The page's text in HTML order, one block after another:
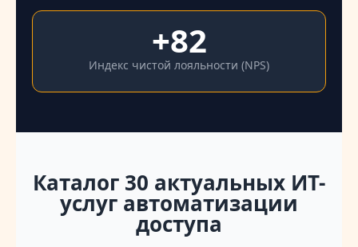
+82
Индекс чистой лояльности (NPS)
Каталог 30 актуальных ИТ-
услуг автоматизации
доступа